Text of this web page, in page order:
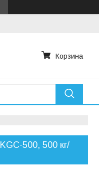
Корзина
500, 500 кг/